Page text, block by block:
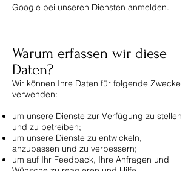
Google bei unseren Diensten anmelden.
Warum erfassen wir diese
Daten?​
Wir können Ihre Daten für folgende Zwecke
verwenden:
um unsere Dienste zur Verfügung zu stellen
und zu betreiben;
um unsere Dienste zu entwickeln,
anzupassen und zu verbessern;
um auf Ihr Feedback, Ihre Anfragen und